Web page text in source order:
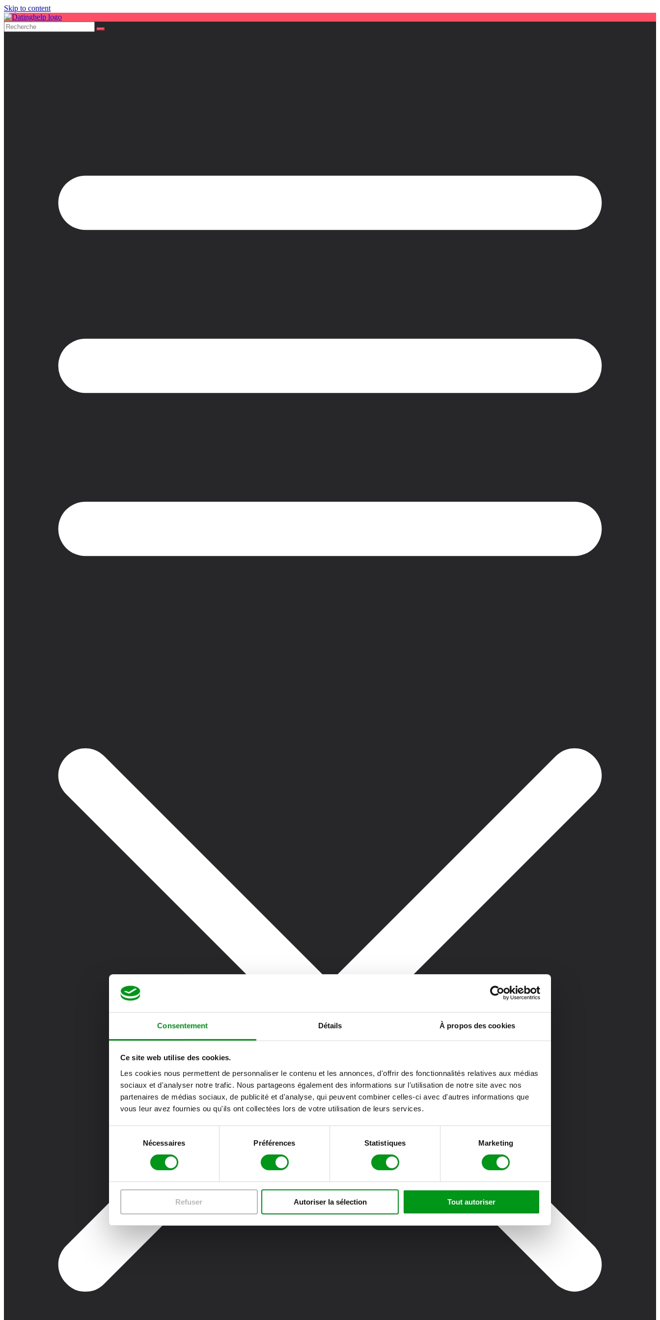
Consentement Détails À propos des cookies
Ce site web utilise des cookies.
Les cookies nous permettent de personnaliser le contenu et les annonces, d'offrir des fonctionnalités relatives aux médias
sociaux et d'analyser notre trafic. Nous partageons également des informations sur l'utilisation de notre site avec nos
partenaires de médias sociaux, de publicité et d'analyse, qui peuvent combiner celles-ci avec d'autres informations que
vous leur avez fournies ou qu'ils ont collectées lors de votre utilisation de leurs services.
consentement
Nécessaires Préférences Statistiques Marketing
Refuser Autoriser la sélection Tout autoriser
Skip to content